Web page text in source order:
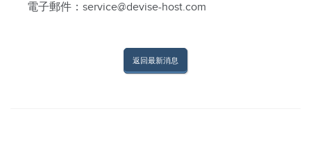
電子郵件：service@devise-host.com
返回最新消息